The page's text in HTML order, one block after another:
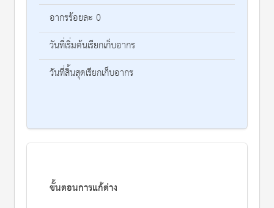
อากรร้อยละ 0
วันที่เริ่มต้นเรียกเก็บอากร
วันที่สิ้นสุดเรียกเก็บอากร
ขั้นตอนการแก้ต่าง